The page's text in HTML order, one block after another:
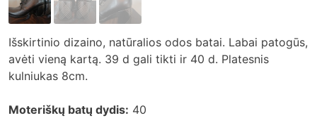
Išskirtinio dizaino, natūralios odos batai. Labai patogūs,
avėti vieną kartą. 39 d gali tikti ir 40 d. Platesnis
kulniukas 8cm.
Moteriškų batų dydis: 40